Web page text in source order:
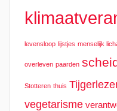
levensloop lijstjes menselijk
overleven paarden
Stotteren thuis
vegetarisme